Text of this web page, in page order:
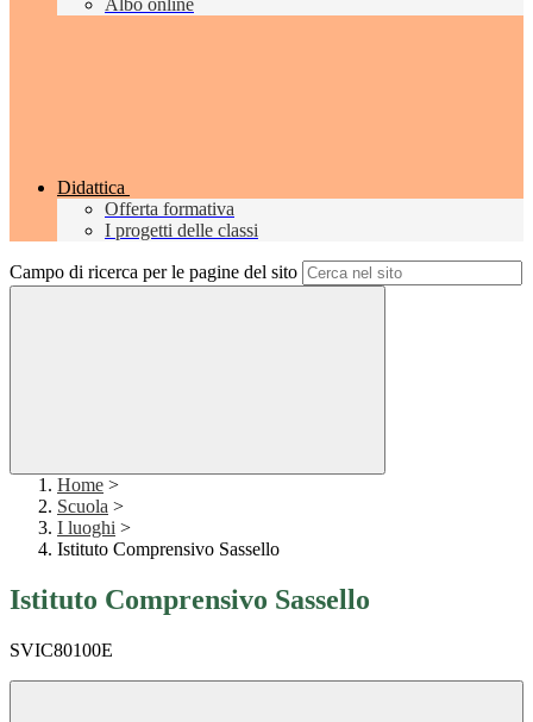
Albo online
Didattica
Offerta formativa
I progetti delle classi
Campo di ricerca per le pagine del sito
Home >
Scuola >
I luoghi >
Istituto Comprensivo Sassello
Istituto Comprensivo Sassello
SVIC80100E